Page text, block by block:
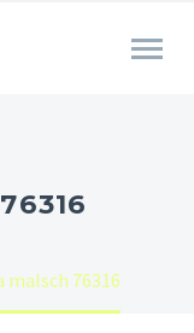
malsch 76316